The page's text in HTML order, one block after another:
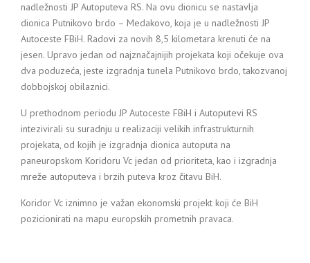
nadležnosti JP Autoputeva RS. Na ovu dionicu se nastavlja
dionica Putnikovo brdo – Medakovo, koja je u nadležnosti JP
Autoceste FBiH. Radovi za novih 8,5 kilometara krenuti će na
jesen. Upravo jedan od najznačajnijih projekata koji očekuje ova
dva poduzeća, jeste izgradnja tunela Putnikovo brdo, takozvanoj
dobbojskoj obilaznici.
U prethodnom periodu JP Autoceste FBiH i Autoputevi RS
intezivirali su suradnju u realizaciji velikih infrastrukturnih
projekata, od kojih je izgradnja dionica autoputa na
paneuropskom Koridoru Vc jedan od prioriteta, kao i izgradnja
mreže autoputeva i brzih puteva kroz čitavu BiH.
Koridor Vc iznimno je važan ekonomski projekt koji će BiH
pozicionirati na mapu europskih prometnih pravaca.